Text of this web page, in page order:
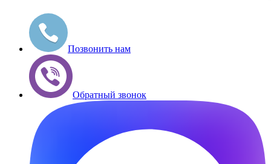
Позвонить нам
Обратный звонок